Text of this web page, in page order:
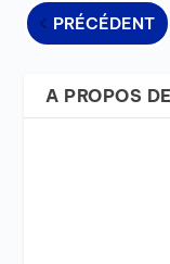
PRÉCÉDENT
A PROPOS